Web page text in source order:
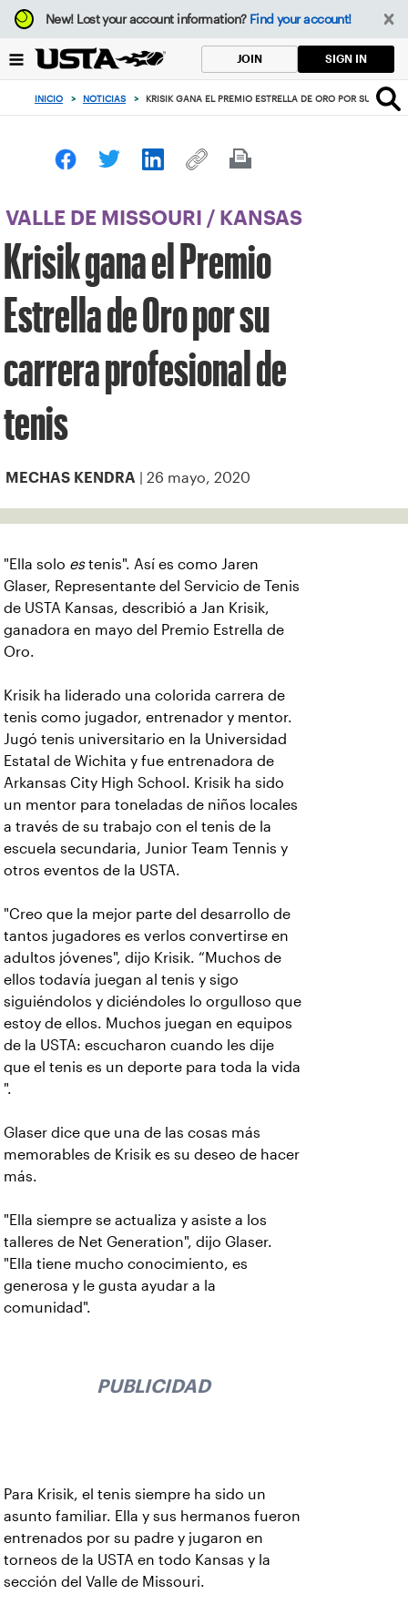
Enfoque
desde
botón
volver
principio
New!Lost your account information? Find your account!
JOIN SIGN IN
INICIO > NOTICIAS > KRISIK GANA EL PREMIO ESTRELLA DE ORO POR SU
VALLE DE MISSOURI / KANSAS
Krisik gana el Premio
Estrella de Oro por su
carrera profesional de
tenis
MECHAS KENDRA | 26 mayo, 2020
"Ella solo estenis". Así es como Jaren
Glaser, Representante del Servicio de Tenis
de USTA Kansas, describió a Jan Krisik,
ganadora en mayo del Premio Estrella de
Oro.
Krisik ha liderado una colorida carrera de
tenis como jugador, entrenador y mentor.
Jugó tenis universitario en la Universidad
Estatal de Wichita y fue entrenadora de
Arkansas City High School. Krisik ha sido
un mentor para toneladas de niños locales
a través de su trabajo con el tenis de la
escuela secundaria, Junior Team Tennis y
otros eventos de la USTA.
"Creo que la mejor parte del desarrollo de
tantos jugadores es verlos convertirse en
adultos jóvenes", dijo Krisik. “Muchos de
ellos todavía juegan al tenis y sigo
siguiéndolos y diciéndoles lo orgulloso que
estoy de ellos. Muchos juegan en equipos
de la USTA: escucharon cuando les dije
que el tenis es un deporte para toda la vida
".
Glaser dice que una de las cosas más
memorables de Krisik es su deseo de hacer
más.
"Ella siempre se actualiza y asiste a los
talleres de Net Generation", dijo Glaser.
"Ella tiene mucho conocimiento, es
generosa y le gusta ayudar a la
comunidad".
PUBLICIDAD
Para Krisik, el tenis siempre ha sido un
asunto familiar. Ella y sus hermanos fueron
entrenados por su padre y jugaron en
torneos de la USTA en todo Kansas y la
sección del Valle de Missouri.